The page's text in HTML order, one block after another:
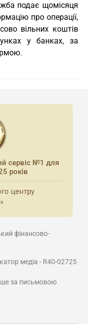
подає щомісяця
про операції,
вільних коштів
у банках, за
сервіс №1 для
років
центру
фінансово-
медіа - R40-02725
за письмовою